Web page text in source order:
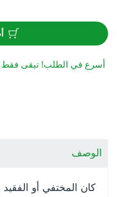
أسرع في الطلب! تبقى فقط
الوصف
كان المختفي أو